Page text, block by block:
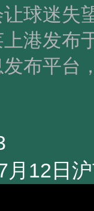
球迷失
港发布
布平台
12日